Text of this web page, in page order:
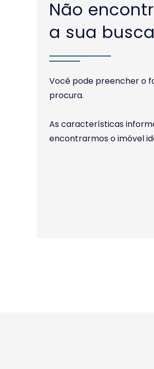
Não
a sua busca
Você pode preencher o
procura.
As características
encontrarmos o imóvel